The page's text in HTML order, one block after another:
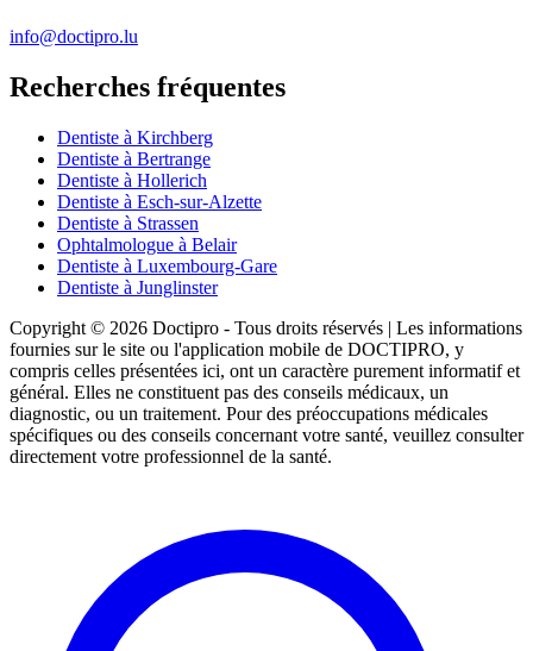
info@doctipro.lu
Recherches fréquentes
Dentiste à Kirchberg
Dentiste à Bertrange
Dentiste à Hollerich
Dentiste à Esch-sur-Alzette
Dentiste à Strassen
Ophtalmologue à Belair
Dentiste à Luxembourg-Gare
Dentiste à Junglinster
Copyright © 2026 Doctipro - Tous droits réservés | Les informations
fournies sur le site ou l'application mobile de DOCTIPRO, y
compris celles présentées ici, ont un caractère purement informatif et
général. Elles ne constituent pas des conseils médicaux, un
diagnostic, ou un traitement. Pour des préoccupations médicales
spécifiques ou des conseils concernant votre santé, veuillez consulter
directement votre professionnel de la santé.